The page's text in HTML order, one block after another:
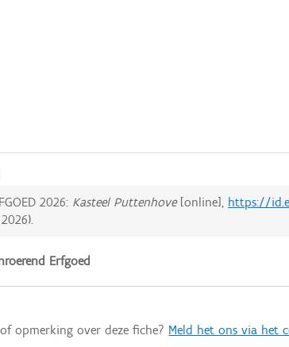
2026: Kasteel Puttenhove[online], https://
).
Erfgoed
opmerking over deze fiche? Meld het ons via het